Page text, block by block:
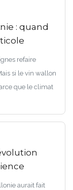
: quand
refaire
si le vin wallon
que le climat
aurait fait